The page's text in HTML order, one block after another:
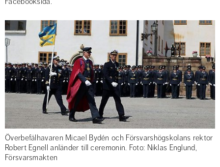
Överbefälhavaren Micael Bydén och Försvarshögskolans rektor
Robert Egnell anländer till ceremonin. Foto: Niklas Englund,
Försvarsmakten